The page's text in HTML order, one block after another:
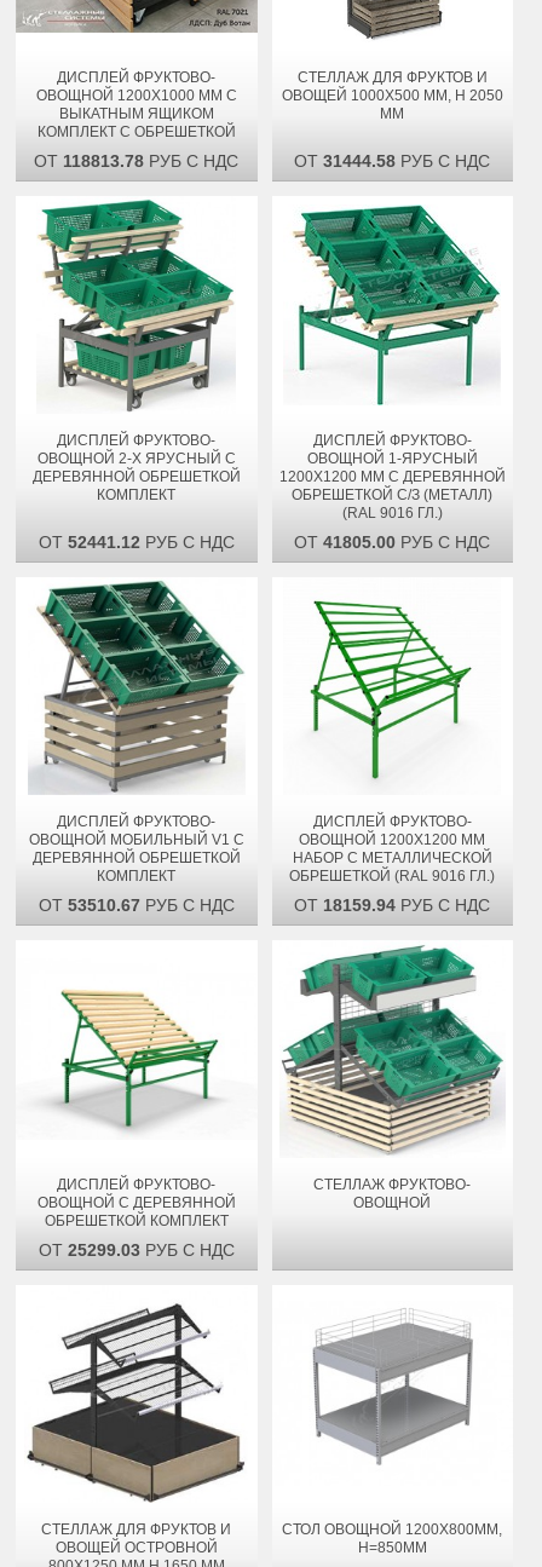
ДИСПЛЕЙ ФРУКТОВО-
ОВОЩНОЙ 1200Х1000 ММ С
ВЫКАТНЫМ ЯЩИКОМ
КОМПЛЕКТ С ОБРЕШЕТКОЙ
ОТ 118813.78 РУБ С НДС
СТЕЛЛАЖ ДЛЯ ФРУКТОВ И
ОВОЩЕЙ 1000Х500 ММ, H 2050
ММ
ОТ31444.58 РУБ С НДС
ДИСПЛЕЙ ФРУКТОВО-
ОВОЩНОЙ 2-Х ЯРУСНЫЙ С
ДЕРЕВЯННОЙ ОБРЕШЕТКОЙ
КОМПЛЕКТ
ОТ 52441.12РУБ С НДС
ДИСПЛЕЙ ФРУКТОВО-
ОВОЩНОЙ 1-ЯРУСНЫЙ
1200Х1200 ММ С ДЕРЕВЯННОЙ
ОБРЕШЕТКОЙ С/З (МЕТАЛЛ)
(RAL 9016 ГЛ.)
ОТ41805.00 РУБ С НДС
ДИСПЛЕЙ ФРУКТОВО-
ОВОЩНОЙ МОБИЛЬНЫЙ V1 С
ДЕРЕВЯННОЙ ОБРЕШЕТКОЙ
КОМПЛЕКТ
ОТ 53510.67РУБ С НДС
ДИСПЛЕЙ ФРУКТОВО-
ОВОЩНОЙ 1200Х1200 ММ
НАБОР С МЕТАЛЛИЧЕСКОЙ
ОБРЕШЕТКОЙ (RAL 9016 ГЛ.)
ОТ 18159.94 РУБ С НДС
ДИСПЛЕЙ ФРУКТОВО-
ОВОЩНОЙ С ДЕРЕВЯННОЙ
ОБРЕШЕТКОЙ КОМПЛЕКТ
ОТ 25299.03РУБ С НДС
СТЕЛЛАЖ ФРУКТОВО-
ОВОЩНОЙ
СТЕЛЛАЖ ДЛЯ ФРУКТОВ И
ОВОЩЕЙ ОСТРОВНОЙ
СТОЛ ОВОЩНОЙ 1200Х800ММ,
H=850ММ